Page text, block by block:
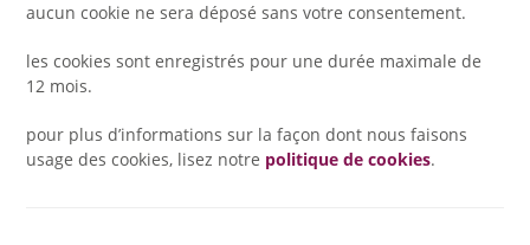
aucun cookie ne sera déposé sans votre consentement.
les cookies sont enregistrés pour une durée maximale de
12 mois.
pour plus d’informations sur la façon dont nous faisons
usage des cookies, lisez notre politique de cookies.